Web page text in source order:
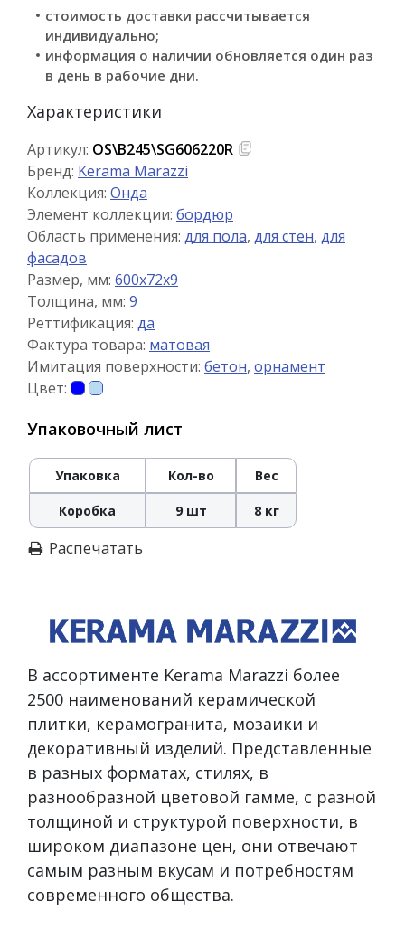
стоимость доставки рассчитывается
индивидуально;
информация о наличии обновляется один раз
в день в рабочие дни.
Характеристики
Артикул: OS\B245\SG606220R
Бренд: Kerama Marazzi
Коллекция: Онда
Элемент коллекции: бордюр
Область применения: для пола, для стен, для
фасадов
Размер, мм: 600x72x9
Толщина, мм: 9
Реттификация: да
Фактура товара: матовая
Имитация поверхности: бетон, орнамент
Цвет:
Упаковочный лист
Упаковка Кол-во Вес
Коробка 9 шт 8 кг
Распечатать
В ассортименте Kerama Marazzi более
2500 наименований керамической
плитки, керамогранита, мозаики и
декоративный изделий. Представленные
в разных форматах, стилях, в
разнообразной цветовой гамме, с разной
толщиной и структурой поверхности, в
широком диапазоне цен, они отвечают
самым разным вкусам и потребностям
современного общества.